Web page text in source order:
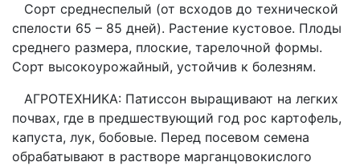
Сорт среднеспелый (от всходов до технической
спелости 65 – 85 дней). Растение кустовое. Плоды
среднего размера, плоские, тарелочной формы.
Сорт высокоурожайный, устойчив к болезням.
АГРОТЕХНИКА: Патиссон выращивают на легких
почвах, где в предшествующий год рос картофель,
капуста, лук, бобовые. Перед посевом семена
обрабатывают в растворе марганцовокислого